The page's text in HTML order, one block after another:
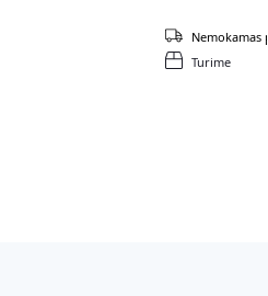
Turime
Nemokamas